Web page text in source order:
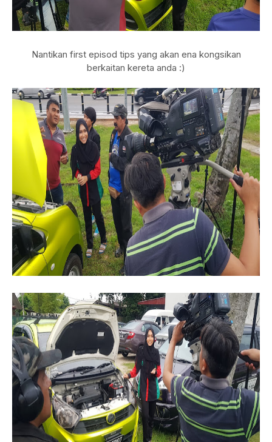
Nantikan first episod tips yang akan ena kongsikan
berkaitan kereta anda :)